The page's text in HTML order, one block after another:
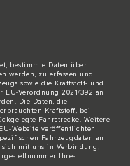
bestimmte Daten über
werden, zu erfassen und
sowie die Kraftstoff- und
EU-Verordnung 2021/392 an
Die Daten, die
Kraftstoff, bei
Fahrstrecke. Weitere
EU-Website veröffentlichten
Fahrzeugdaten an
sich mit uns in Verbindung
Ihres